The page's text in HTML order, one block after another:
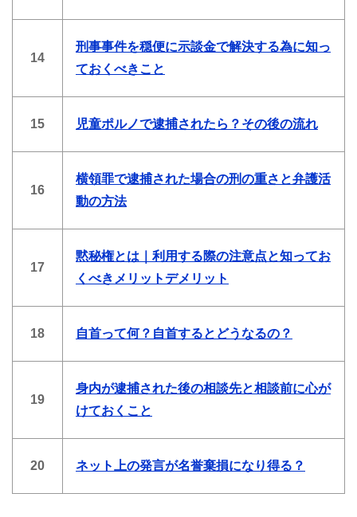
14
刑事事件を穏便に示談金で解決する為に知っ
ておくべきこと
15 児童ポルノで逮捕されたら？その後の流れ
16
横領罪で逮捕された場合の刑の重さと弁護活
動の方法
17
黙秘権とは｜利用する際の注意点と知ってお
くべきメリットデメリット
18 自首って何？自首するとどうなるの？
19
身内が逮捕された後の相談先と相談前に心が
けておくこと
20 ネット上の発言が名誉棄損になり得る？